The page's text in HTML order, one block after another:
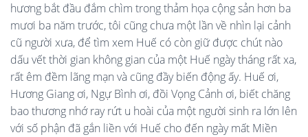
hương bắt đầu đắm chìm trong thảm họa cộng sản hơn ba
mươi ba năm trước, tôi cũng chưa một lần về nhìn lại cảnh
cũ người xưa, để tìm xem Huế có còn giữ được chút nào
dấu vết thời gian không gian của một Huế ngày tháng rất xa,
rất êm đềm lãng mạn và cũng đầy biến động ấy. Huế ơi,
Hương Giang ơi, Ngự Bình ơi, đồi Vọng Cảnh ơi, biết chăng
bao thương nhớ ray rứt u hoài của một người sinh ra lớn lên
với số phận đã gắn liền với Huế cho đến ngày mất Miền